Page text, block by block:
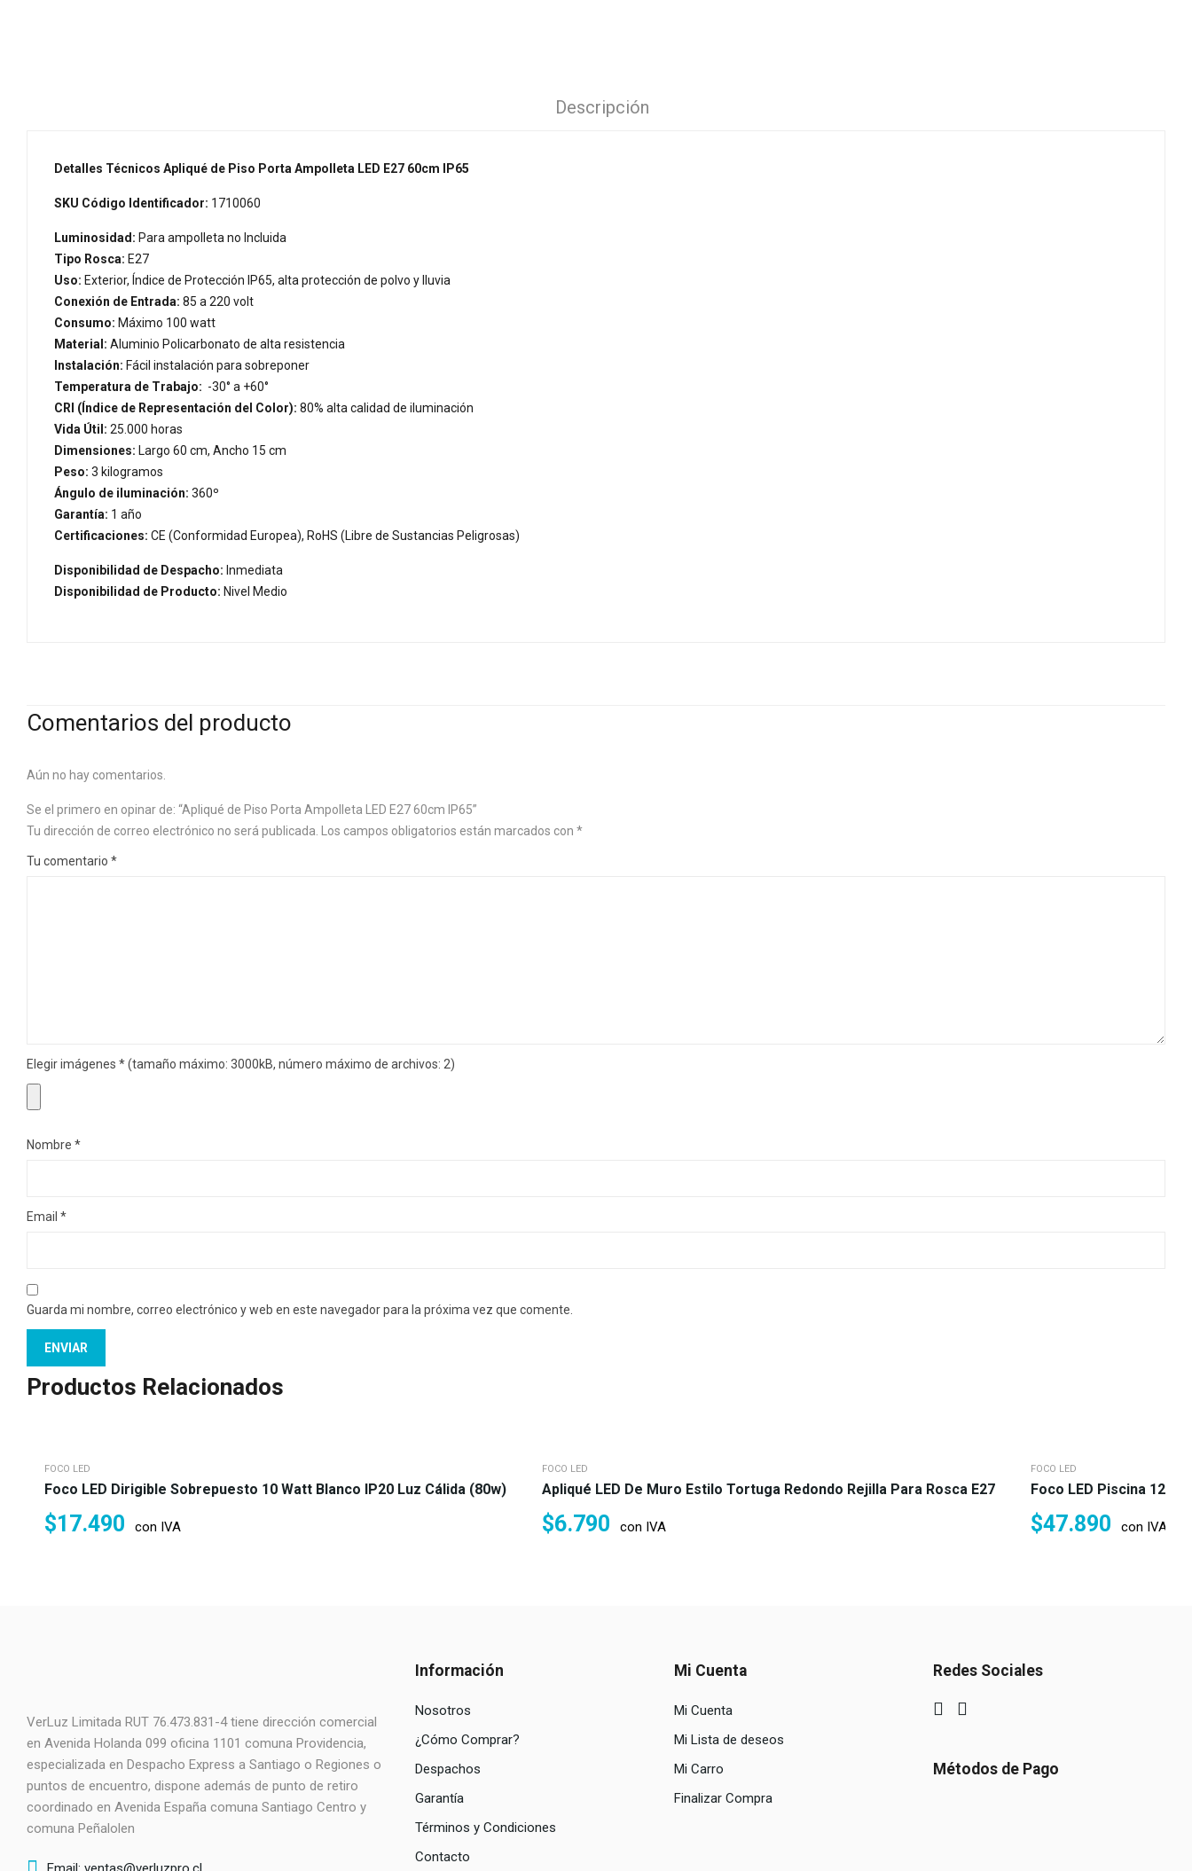
Descripción
Detalles Técnicos Apliqué de Piso Porta Ampolleta LED E27 60cm IP65
SKU Código Identificador: 1710060
Luminosidad: Para ampolleta no Incluida
Tipo Rosca: E27
Uso: Exterior, Índice de Protección IP65, alta protección de polvo y lluvia
Conexión de Entrada: 85 a 220 volt
Consumo: Máximo 100 watt
Material: Aluminio Policarbonato de alta resistencia
Instalación: Fácil instalación para sobreponer
Temperatura de Trabajo: -30° a +60°
CRI (Índice de Representación del Color): 80% alta calidad de iluminación
Vida Útil: 25.000 horas
Dimensiones: Largo 60 cm, Ancho 15 cm
Peso: 3 kilogramos
Ángulo de iluminación: 360º
Garantía: 1 año
Certificaciones: CE (Conformidad Europea), RoHS (Libre de Sustancias Peligrosas)
Disponibilidad de Despacho: Inmediata
Disponibilidad de Producto: Nivel Medio
Comentarios del producto
Aún no hay comentarios.
Se el primero en opinar de: “Apliqué de Piso Porta Ampolleta LED E27 60cm IP65”
Tu dirección de correo electrónico no será publicada.
Los campos obligatorios están marcados con *
Tu comentario *
Elegir imágenes *(tamaño máximo: 3000kB, número máximo de archivos: 2)
Nombre *
Email *
Guarda mi nombre, correo electrónico y web en este navegador para la próxima vez que comente.
Productos Relacionados
FOCO LED
Foco LED Dirigible Sobrepuesto 10 Watt Blanco IP20 Luz Cálida (80w)
$17.490 con IVA
FOCO LED
Apliqué LED De Muro Estilo Tortuga Redondo Rejilla Para Rosca E27
$6.790 con IVA
FOCO LED
Foco LED Piscina 12
$47.890 con IVA
VerLuz Limitada RUT 76.473.831-4 tiene dirección comercial
en Avenida Holanda 099 oficina 1101 comuna Providencia,
especializada en Despacho Express a Santiago o Regiones o
puntos de encuentro, dispone además de punto de retiro
coordinado en Avenida España comuna Santiago Centro y
comuna Peñalolen
Información
Nosotros
¿Cómo Comprar?
Despachos
Garantía
Términos y Condiciones
Contacto
Mi Cuenta
Mi Cuenta
Mi Lista de deseos
Mi Carro
Finalizar Compra
Redes Sociales
Métodos de Pago